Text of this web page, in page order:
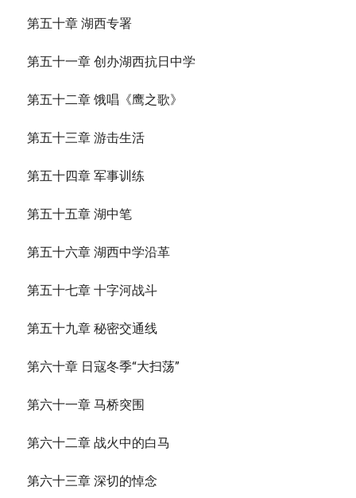
第五十章 湖西专署
第五十一章 创办湖西抗日中学
第五十二章 饿唱《鹰之歌》
第五十三章 游击生活
第五十四章 军事训练
第五十五章 湖中笔
第五十六章 湖西中学沿革
第五十七章 十字河战斗
第五十九章 秘密交通线
第六十章 日寇冬季“大扫荡”
第六十一章 马桥突围
第六十二章 战火中的白马
第六十三章 深切的悼念